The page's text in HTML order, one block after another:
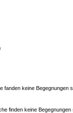
fanden keine Begegnungen
finden keine Begegnungen